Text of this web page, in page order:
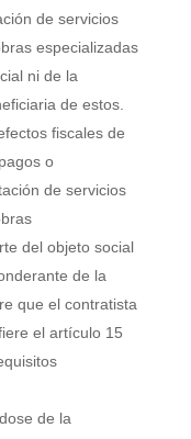
de servicios
especializadas
ni de la
de estos.
fiscales de
o
de servicios
del objeto social
de la
que el contratista
el artículo 15
de la